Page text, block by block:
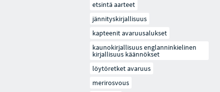
etsintä aarteet
jännityskirjallisuus
kapteenit avaruusalukset
kaunokirjallisuus englanninkielinen
kirjallisuus käännökset
löytöretket avaruus
merirosvous